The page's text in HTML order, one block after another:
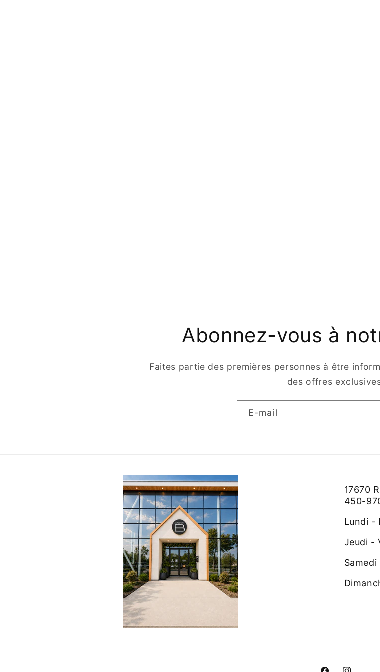
Abonnez-vous à
Faites partie des premières personnes à être
des offres
E-mail
17670
450-
Lundi -
Jeudi -